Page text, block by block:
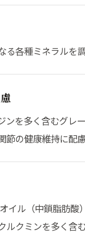
る各種ミネラルを調
ンを多く含むグレ
節の健康維持に配
イル（中鎖脂肪酸
ルクミンを多く含